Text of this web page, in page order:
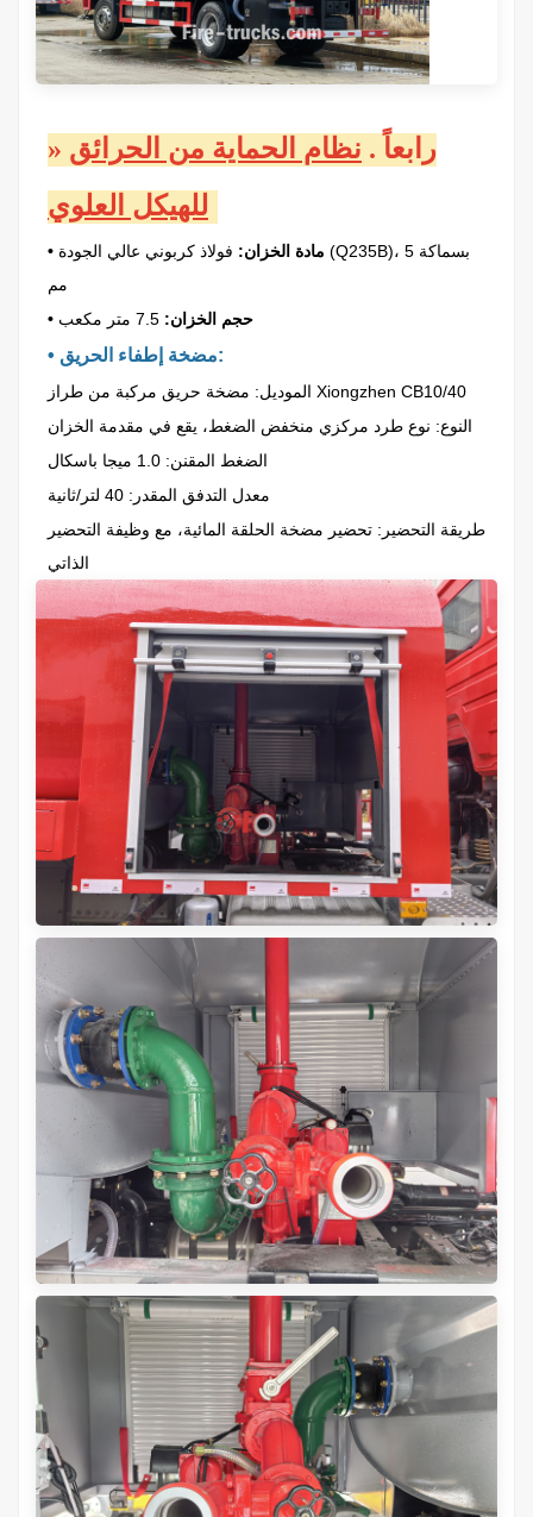
» رابعاً . نظام الحماية من الحرائق
• مادة الخزان: فولاذ كربوني عالي الجودة (Q235B)، بسماكة 5
مم
• حجم الخزان: 7.5 متر مكعب
• مضخة إطفاء الحريق:
الموديل: مضخة حريق مركبة من طراز Xiongzhen CB10/40
النوع: نوع طرد مركزي منخفض الضغط، يقع في مقدمة الخزان
الضغط المقنن: 1.0 ميجا باسكال
معدل التدفق المقدر: 40 لتر/ثانية
طريقة التحضير: تحضير مضخة الحلقة المائية، مع وظيفة التحضير
الذاتي